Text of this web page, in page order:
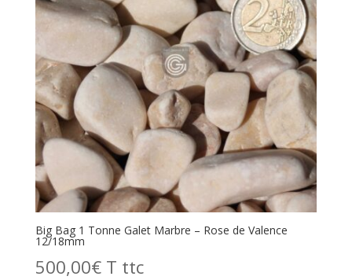
Big Bag 1 Tonne Galet Marbre – Rose de Valence
12/18mm
500,00€ T